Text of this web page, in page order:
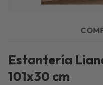
Estantería
101x30 cm